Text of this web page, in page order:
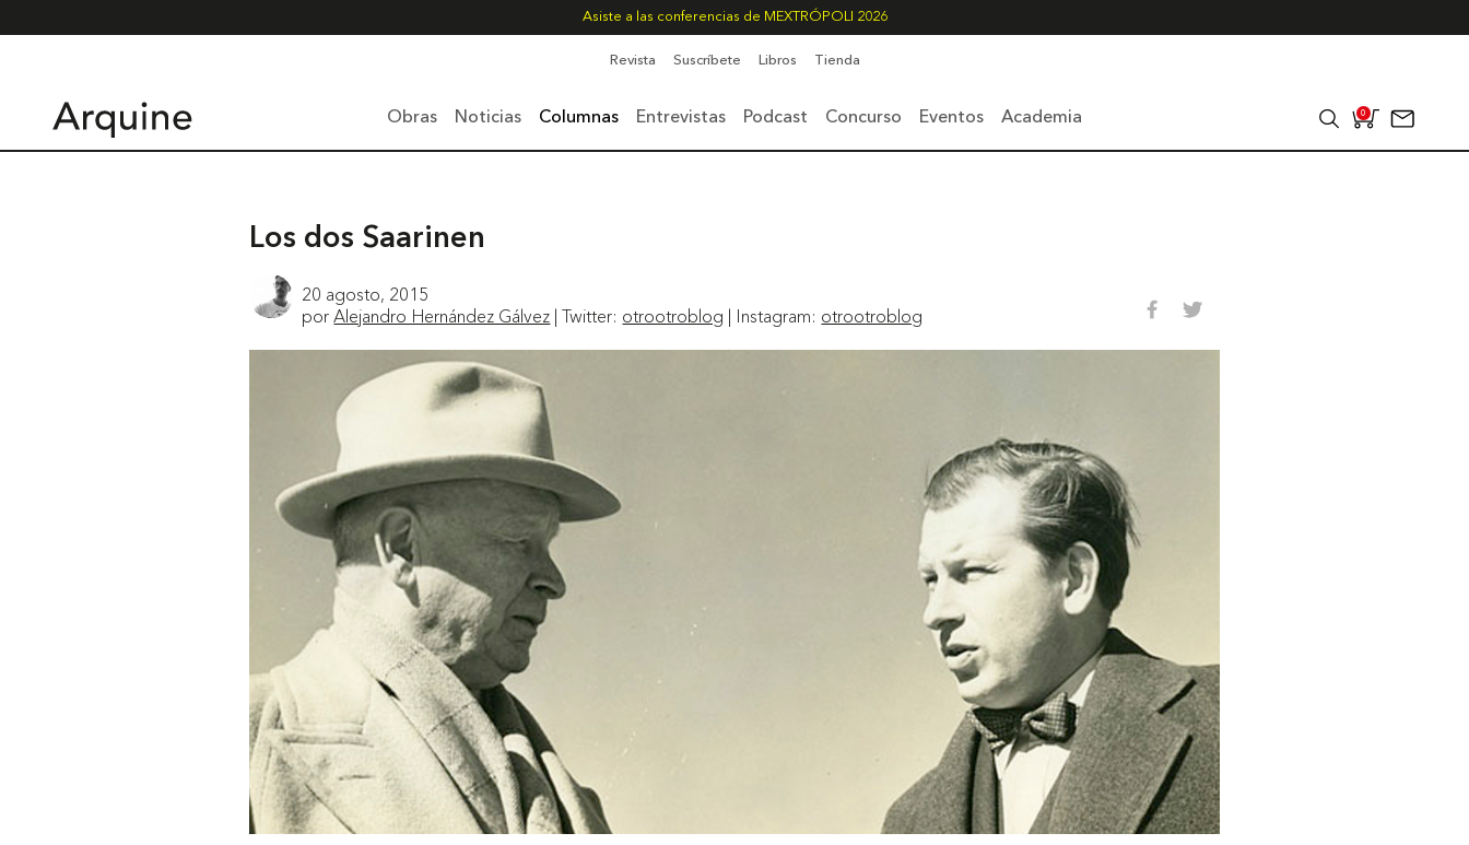
Asiste a las conferencias de MEXTRÓPOLI 2026
Revista Suscríbete Libros Tienda
Obras Noticias Columnas Entrevistas Podcast Concurso Eventos Academia 0
Los dos Saarinen
20 agosto, 2015
porAlejandro Hernández Gálvez | Twitter: otrootroblog | Instagram: otrootroblog